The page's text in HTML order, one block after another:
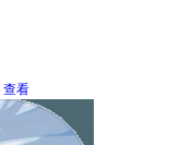
查看